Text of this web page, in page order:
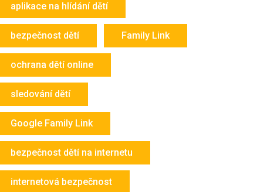
aplikace na hlídání dětí
bezpečnost dětí Family Link
ochrana dětí online
sledování dětí
Google Family Link
bezpečnost dětí na internetu
internetová bezpečnost